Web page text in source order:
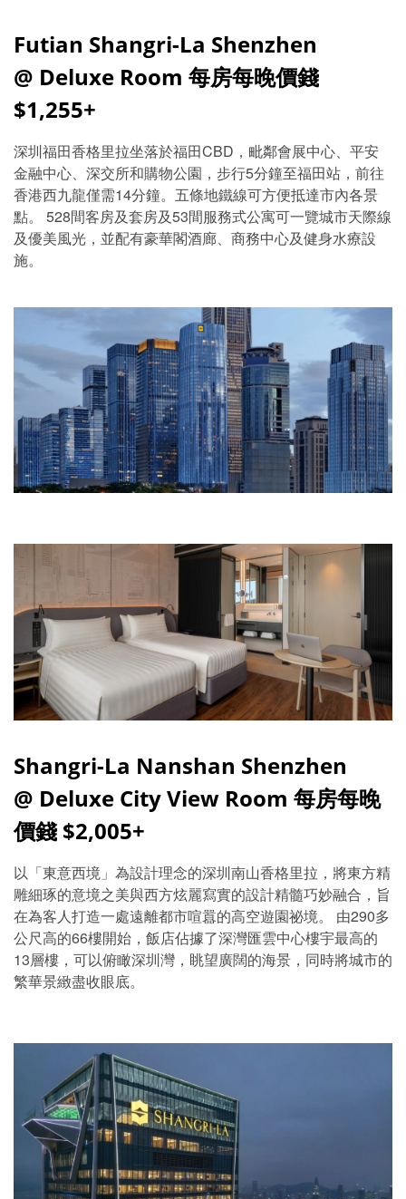
Futian Shangri-La Shenzhen
@ Deluxe Room 每房每晚價錢
$1,255+
深圳福田香格里拉坐落於福田CBD，毗鄰會展中心、平安
金融中心、深交所和購物公園，步行5分鐘至福田站，前往
香港西九龍僅需14分鐘。五條地鐵線可方便抵達市內各景
點。 528間客房及套房及53間服務式公寓可一覽城市天際線
及優美風光，並配有豪華閣酒廊、商務中心及健身水療設
施。
Shangri-La Nanshan Shenzhen
@ Deluxe City View Room 每房每晚
價錢 $2,005+
以「東意西境」為設計理念的深圳南山香格里拉，將東方精
雕細琢的意境之美與西方炫麗寫實的設計精髓巧妙融合，旨
在為客人打造一處遠離都市喧囂的高空遊園祕境。 由290多
公尺高的66樓開始，飯店佔據了深灣匯雲中心樓宇最高的
13層樓，可以俯瞰深圳灣，眺望廣闊的海景，同時將城市的
繁華景緻盡收眼底。